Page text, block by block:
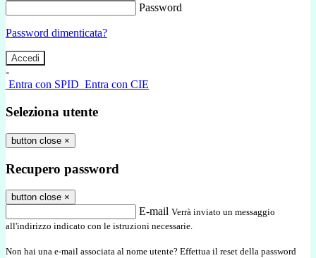
Password
Password dimenticata?
-
Entra con SPID Entra con CIE
Seleziona utente
button close ×
Recupero password
button close ×
E-mail Verrà inviato un messaggio
all'indirizzo indicato con le istruzioni necessarie.
Non hai una e-mail associata al nome utente? Effettua il reset della password